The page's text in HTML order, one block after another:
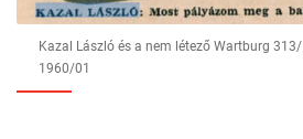
Kazal László és a nem létező Wartburg
1960/01